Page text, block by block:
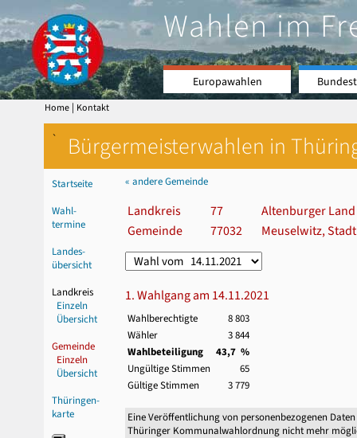
Wahlen im
Europawahlen
Home | Kontakt
` Bürgermeisterwahlen in
Startseite
Wahl-
termine
Landes-
übersicht
Landkreis
Einzeln
Übersicht
Gemeinde
Einzeln
Übersicht
Thüringen-
karte
« andere Gemeinde
Landkreis 77
Altenburger Land
Gemeinde
77032 Meuselwitz, Stadt
1. Wahlgang am 14.11.2021
Wahlberechtigte
8 803
Wähler
3 844
Wahlbeteiligung
43,7 %
Ungültige Stimmen
65
Gültige Stimmen
3 779
Eine Veröffentlichung von personenbezogenen
Thüringer Kommunalwahlordnung nicht mehr